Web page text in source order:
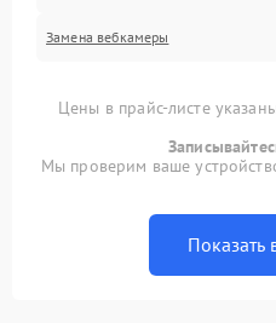
Замена вебкамеры
Цены в прайс-листе
Мы проверим ваше
Показать